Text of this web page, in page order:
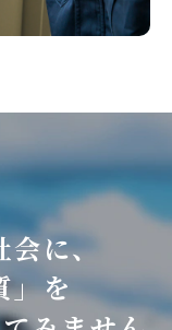
に、
」を